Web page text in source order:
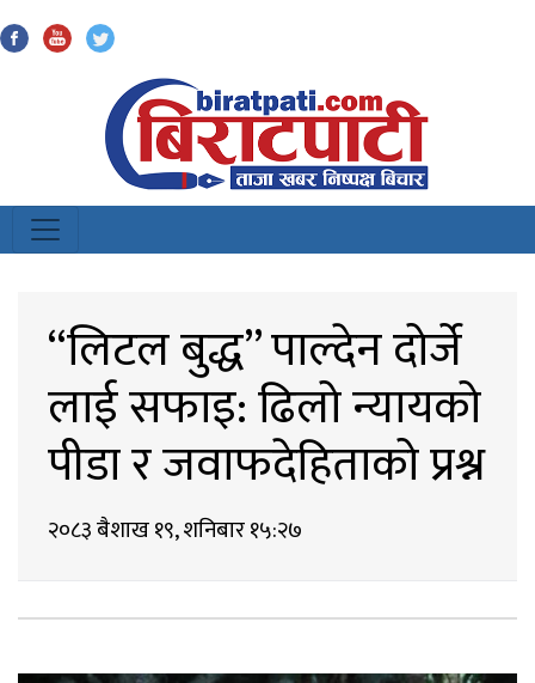
“लिटल बुद्ध” पाल्देन दोर्जे
लाई सफाइ: ढिलो न्यायको
पीडा र जवाफदेहिताको प्रश्न
२०८३ बैशाख १९, शनिबार १५:२७